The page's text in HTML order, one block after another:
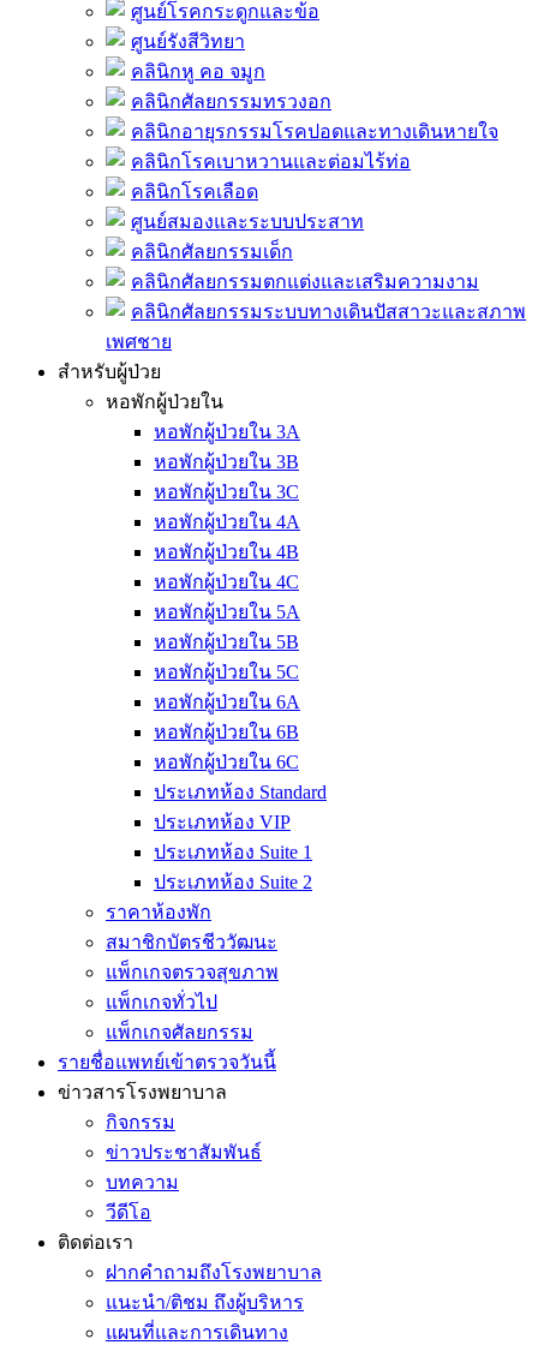
ศูนย์โรคกระดูกและข้อ
ศูนย์รังสีวิทยา
คลินิกหู คอ จมูก
คลินิกศัลยกรรมทรวงอก
คลินิกอายุรกรรมโรคปอดและทางเดินหายใจ
คลินิกโรคเบาหวานและต่อมไร้ท่อ
คลินิกโรคเลือด
ศูนย์สมองและระบบประสาท
คลินิกศัลยกรรมเด็ก
คลินิกศัลยกรรมตกแต่งและเสริมความงาม
คลินิกศัลยกรรมระบบทางเดินปัสสาวะและสภาพ
เพศชาย
สำหรับผู้ป่วย
หอพักผู้ป่วยใน
หอพักผู้ป่วยใน 3A
หอพักผู้ป่วยใน 3B
หอพักผู้ป่วยใน 3C
หอพักผู้ป่วยใน 4A
หอพักผู้ป่วยใน 4B
หอพักผู้ป่วยใน 4C
หอพักผู้ป่วยใน 5A
หอพักผู้ป่วยใน 5B
หอพักผู้ป่วยใน 5C
หอพักผู้ป่วยใน 6A
หอพักผู้ป่วยใน 6B
หอพักผู้ป่วยใน 6C
ประเภทห้อง Standard
ประเภทห้อง VIP
ประเภทห้อง Suite 1
ประเภทห้อง Suite 2
ราคาห้องพัก
สมาชิกบัตรชีววัฒนะ
แพ็กเกจตรวจสุขภาพ
แพ็กเกจทั่วไป
แพ็กเกจศัลยกรรม
รายชื่อแพทย์เข้าตรวจวันนี้
ข่าวสารโรงพยาบาล
กิจกรรม
ข่าวประชาสัมพันธ์
บทความ
วีดีโอ
ติดต่อเรา
ฝากคำถามถึงโรงพยาบาล
แนะนำ/ติชม ถึงผู้บริหาร
แผนที่และการเดินทาง